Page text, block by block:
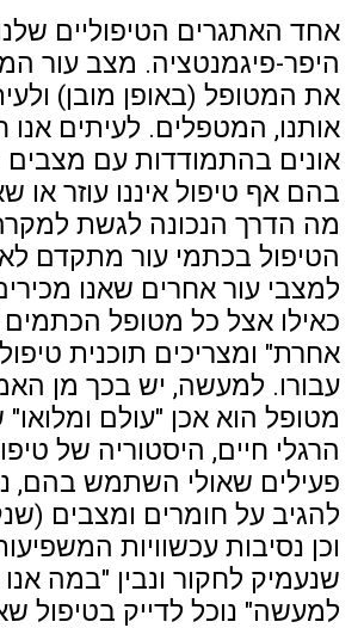
אחד האתגרים הטיפוליים
היפר-פיגמנטציה. מצב עור
את המטופל (באופן מובן)
אותנו, המטפלים. לעיתים
אונים בהתמודדות עם מצבים
בהם אף טיפול איננו עוזר או
מה הדרך הנכונה לגשת
הטיפול בכתמי עור מתקדם
למצבי עור אחרים שאנו
כאילו אצל כל מטופל
אחרת" ומצריכים תוכנית טיפול
עבורו. למעשה, יש בכך מן
מטופל הוא אכן "עולם ומלואו"
הרגלי חיים, היסטוריה של
פעילים שאולי השתמש בהם,
להגיב על חומרים ומצבים
וכן נסיבות עכשוויות
שנעמיק לחקור ונבין "במה
למעשה" נוכל לדייק בטיפול